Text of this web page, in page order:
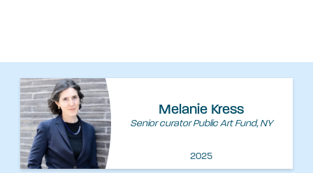
Melanie Kress
Senior curator Public Art Fund, NY
2025